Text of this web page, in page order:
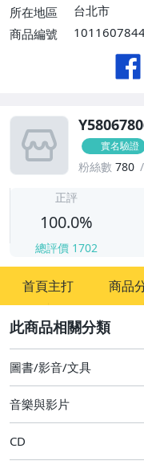
所在地區
台北市
商品編號
實名驗證
粉絲數 780
正評
100.0%
總評價 1702
首頁主打 商品
其它
圖書/影音/文具
音樂與影片
CD